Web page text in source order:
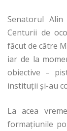
Senatorul
Centurii de
făcut de către
iar de la
obiective –
instituţii şi-au
La acea
formaţiunile